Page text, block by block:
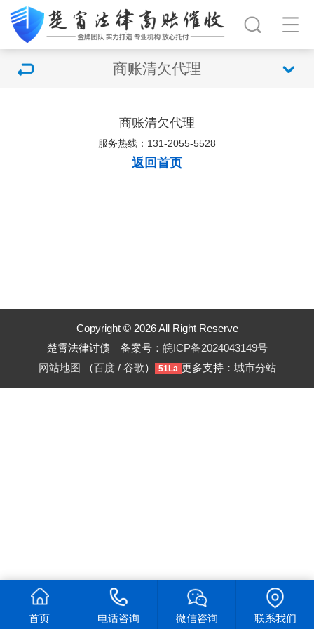
商账清欠代理
商账清欠代理
服务热线：131-2055-5528
返回首页
Copyright © 2026 All Right Reserve
楚霄法律讨债 备案号： 皖ICP备2024043149号
网站地图 （百度/ 谷歌） 51La 更多支持： 城市分站
首页 电话咨询 微信咨询 联系我们